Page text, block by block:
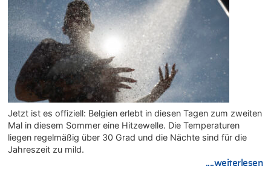
Jetzt ist es offiziell: Belgien erlebt in diesen Tagen zum zweiten
Mal in diesem Sommer eine Hitzewelle. Die Temperaturen
liegen regelmäßig über 30 Grad und die Nächte sind für die
Jahreszeit zu mild.
....weiterlesen